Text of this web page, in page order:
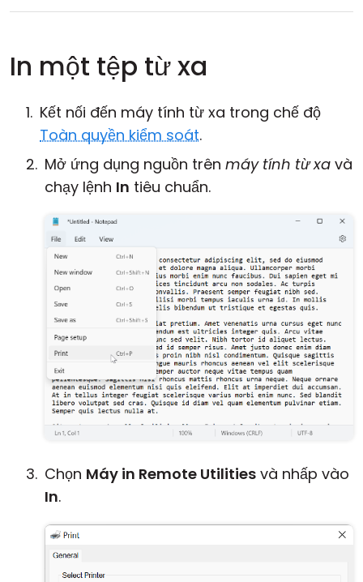
In một tệp từ xa
Kết nối đến máy tính từ xa trong chế độ
Toàn quyền kiểm soát.
Mở ứng dụng nguồn trên máy tính từ xa và
chạy lệnh In tiêu chuẩn.
Chọn Máy in Remote Utilities và nhấp vào
In.